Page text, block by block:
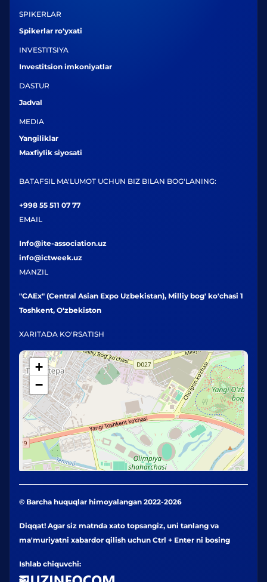
SPIKERLAR
Spikerlar ro'yxati
INVESTITSIYA
Investitsion imkoniyatlar
DASTUR
Jadval
MEDIA
Yangiliklar
Maxfiylik siyosati
BATAFSIL MA'LUMOT UCHUN BIZ BILAN BOG'LANING:
+998 55 511 07 77
EMAIL
Info@ite-association.uz
info@ictweek.uz
MANZIL
"CAEx" (Central Asian Expo Uzbekistan), Milliy bog' ko'chasi 1
Toshkent, O'zbekiston
XARITADA KO'RSATISH
+
−
© Barcha huquqlar himoyalangan 2022-2026
Diqqat! Agar siz matnda xato topsangiz, uni tanlang va
ma'muriyatni xabardor qilish uchun Ctrl + Enter ni bosing
Ishlab chiquvchi: